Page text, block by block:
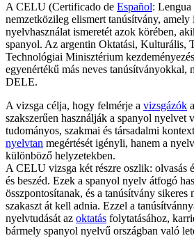
A CELU (Certificado de Español:
nemzetközileg elismert tanúsítvány, amely
nyelvhasználat ismeretét azok körében,
spanyol. Az argentin Oktatási, Kulturális,
Technológiai Minisztérium
egyenértékű más neves tanúsítványokkal,
DELE.
A vizsga célja, hogy felmérje a vizsgázók
szakszerűen használják a spanyol nyelvet
tudományos, szakmai és társadalmi
nyelvtan megértését igényli, hanem a
különböző helyzetekben.
A CELU vizsga két részre oszlik: olvasás
és beszéd. Ezek a spanyol nyelv átfogó
összpontosítanak, és a tanúsítvány sikeres
szakaszt át kell adnia. Ezzel a
nyelvtudását az oktatás folytatásához,
bármely spanyol nyelvű országban való